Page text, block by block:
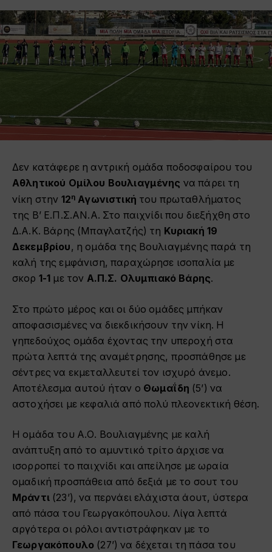
Δεν κατάφερε η αντρική ομάδα ποδοσφαίρου του
Αθλητικού Ομίλου Βουλιαγμένης να πάρει τη
νίκη στην 12η Αγωνιστική του πρωταθλήματος
της Β’ Ε.Π.Σ.ΑΝ.Α. Στο παιχνίδι που διεξήχθη στο
Δ.Α.Κ. Βάρης (Μπαγλατζής) τη Κυριακή 19
Δεκεμβρίου, η ομάδα της Βουλιαγμένης παρά τη
καλή της εμφάνιση, παραχώρησε ισοπαλία με
σκορ 1-1 με τον Α.Π.Σ. Ολυμπιακό Βάρης.
Στο πρώτο μέρος και οι δύο ομάδες μπήκαν
αποφασισμένες να διεκδικήσουν την νίκη. Η
γηπεδούχος ομάδα έχοντας την υπεροχή στα
πρώτα λεπτά της αναμέτρησης, προσπάθησε με
σέντρες να εκμεταλλευτεί τον ισχυρό άνεμο.
Αποτέλεσμα αυτού ήταν ο Θωμαΐδη (5’) να
αστοχήσει με κεφαλιά από πολύ πλεονεκτική θέση.
Η ομάδα του Α.Ο. Βουλιαγμένης με καλή
ανάπτυξη από το αμυντικό τρίτο άρχισε να
ισορροπεί το παιχνίδι και απείλησε με ωραία
ομαδική προσπάθεια από δεξιά με το σουτ του
Μράντι(23’), να περνάει ελάχιστα άουτ, ύστερα
από πάσα του Γεωργακόπουλου. Λίγα λεπτά
αργότερα οι ρόλοι αντιστράφηκαν με το
Γεωργακόπουλο (27’) να δέχεται τη πάσα του